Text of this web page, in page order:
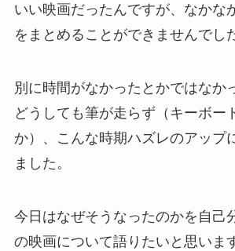
いい映画だったんですが、なかな
をまとめることができませんでし
別に時間がなかったとかではなか
どうしても筆が走らず（キーボー
か）、こんな時期ハズレのアップ
ました。
今日はなぜそうなったのかを自己
の映画について語りたいと思いま